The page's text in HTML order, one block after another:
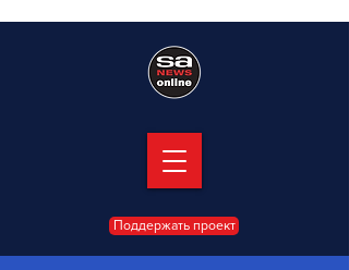
Поддержать проект